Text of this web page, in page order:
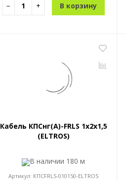
− + В корзину
Кабель КПСнг(A)-FRLS 1x2x1,5
(ELTROS)
В наличии 180 м
Артикул: КПСFRLS-010150-ELTROS